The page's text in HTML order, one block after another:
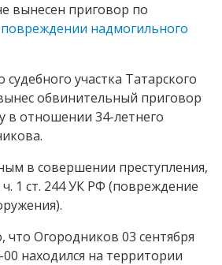
вынесен приговор по
повреждении надмогильного
участка Татарского
обвинительный приговор
в отношении 34-летнего
в совершении преступления,
1 ст. 244 УК РФ (повреждение
что Огородников 03 сентября
находился на территории